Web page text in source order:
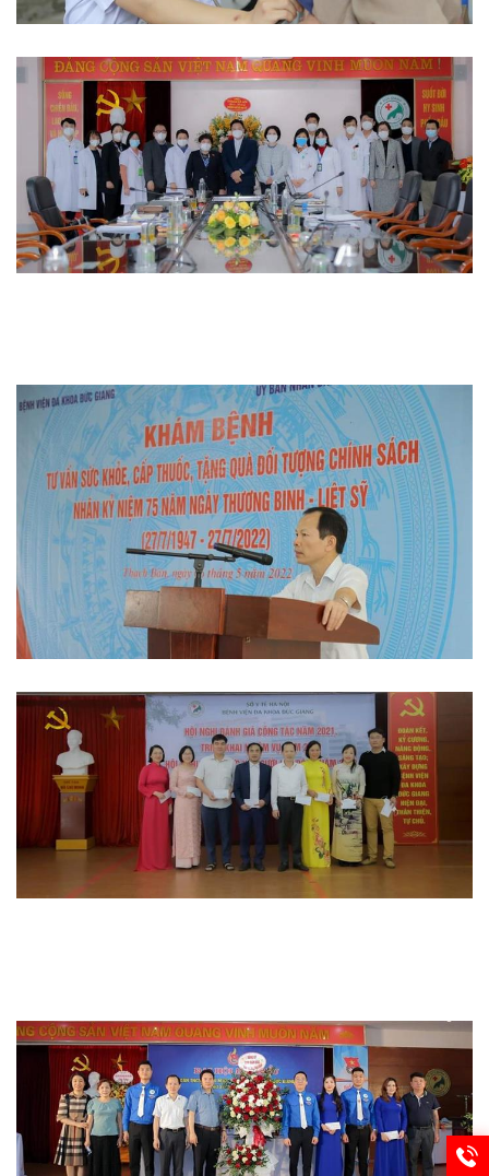
Thi đua khen thưởng
Hoạt động đoàn thể
Hoạt động chuyên môn